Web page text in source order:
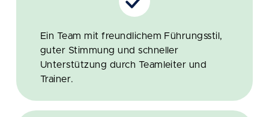
Ein Team mit freundlichem Führungsstil,
guter Stimmung und schneller
Unterstützung durch Teamleiter und
Trainer.